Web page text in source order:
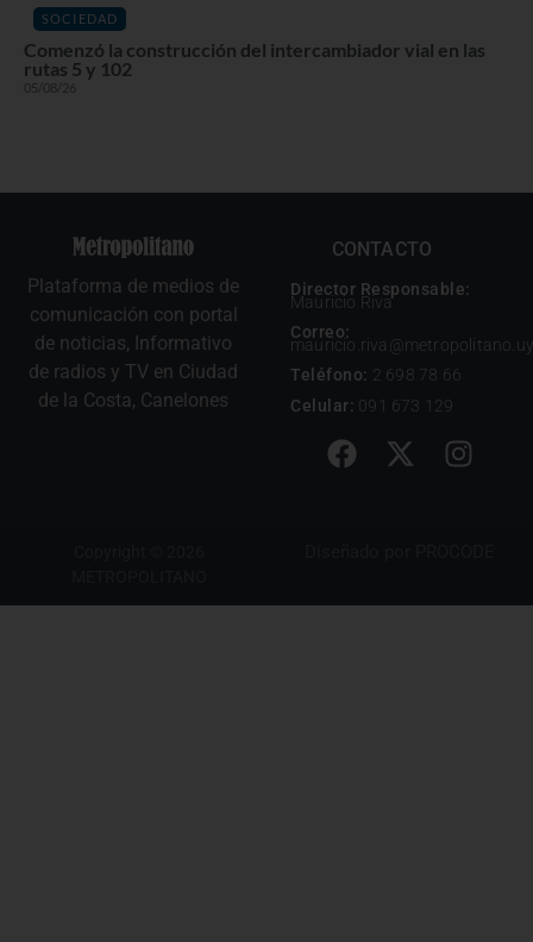
SOCIEDAD
Comenzó la construcción del intercambiador vial en las
rutas 5 y 102
05/08/26
Plataforma de medios de
comunicación con portal
de noticias, Informativo
de radios y TV en Ciudad
de la Costa, Canelones
CONTACTO
Director Responsable:
Mauricio Riva
Correo:
mauricio.riva@metropolitano.uy
Teléfono: 2 698 78 66
Celular: 091 673 129